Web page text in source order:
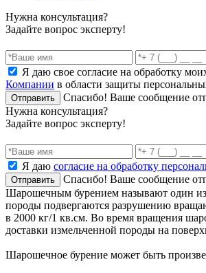
Нужна консультация?
Задайте вопрос эксперту!
Я даю свое согласие на обработку
Компании в области защиты
Отправить
Спасибо! Ваше сообщение
Нужна консультация?
Задайте вопрос эксперту!
Я даю согласие на обработку
Отправить
Спасибо! Ваше сообщение
Шарошечным бурением называют один из
породы подвергаются разрушению
в 2000 кг/1 кв.см. Во время вращения
доставки измельченной породы на
Шарошечное бурение может быть